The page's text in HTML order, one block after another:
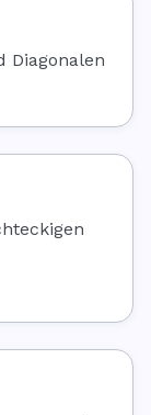
Diagonalen